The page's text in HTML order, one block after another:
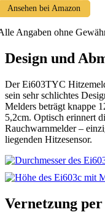
Ansehen bei Amazon
Angaben ohne
Design und
Der Ei603TYC
sein sehr schlichtes
Melders beträgt knappe
5,2cm. Optisch erinnert
Rauchwarnmelder –
liegenden Hitzesensor.
Vernetzung